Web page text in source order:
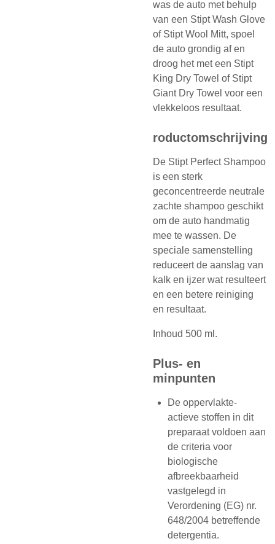
was de auto met behulp
van een Stipt Wash Glove
of Stipt Wool Mitt, spoel
de auto grondig af en
droog het met een Stipt
King Dry Towel of Stipt
Giant Dry Towel voor een
vlekkeloos resultaat.
roductomschrijving
De Stipt Perfect Shampoo
is een sterk
geconcentreerde neutrale
zachte shampoo geschikt
om de auto handmatig
mee te wassen. De
speciale samenstelling
reduceert de aanslag van
kalk en ijzer wat resulteert
en een betere reiniging
en resultaat.
Inhoud 500 ml.
Plus- en
minpunten
De oppervlakte-
actieve stoffen in dit
preparaat voldoen aan
de criteria voor
biologische
afbreekbaarheid
vastgelegd in
Verordening (EG) nr.
648/2004 betreffende
detergentia.